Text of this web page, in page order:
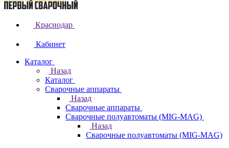
Краснодар
Кабинет
Каталог
Назад
Каталог
Сварочные аппараты
Назад
Сварочные аппараты
Сварочные полуавтоматы (MIG-MAG)
Назад
Сварочные полуавтоматы (MIG-MAG)